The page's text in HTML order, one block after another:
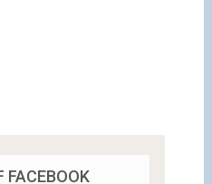
FACEBOOK